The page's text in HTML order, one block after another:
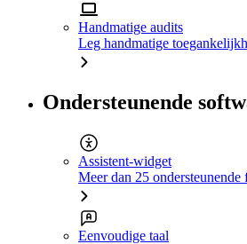
Handmatige audits
Leg handmatige
Ondersteunende
Assistent-widget
Meer dan 25
Eenvoudige taal